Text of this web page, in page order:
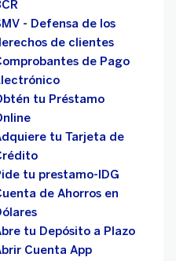
- Defensa de los
de clientes
de Pago
tu Préstamo
tu Tarjeta de
tu prestamo-IDG
de Ahorros en
tu Depósito a Plazo
Cuenta App